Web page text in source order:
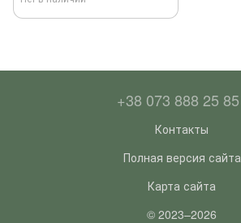
+38 073 888 25 85
Контакты
Полная версия сайта
Карта сайта
© 2023–2026